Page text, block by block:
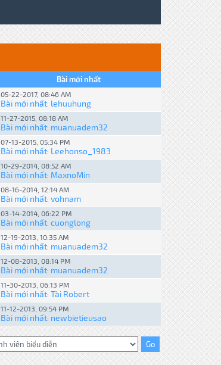
Bài mới nhất
05-22-2017, 08:46 AM
Bài mới nhất: lehuuhung
11-27-2015, 08:18 AM
Bài mới nhất: muanuadem32
07-13-2015, 05:34 PM
Bài mới nhất: Leehonso_1983
10-29-2014, 08:52 AM
Bài mới nhất: MaxnoMin
08-16-2014, 12:14 AM
Bài mới nhất: vohnam
03-14-2014, 06:22 PM
Bài mới nhất: cuonglong
12-19-2013, 10:35 AM
Bài mới nhất: muanuadem32
12-08-2013, 08:14 PM
Bài mới nhất: muanuadem32
11-30-2013, 06:13 PM
Bài mới nhất: Tài Robert
11-12-2013, 09:54 PM
Bài mới nhất: newbietieusao